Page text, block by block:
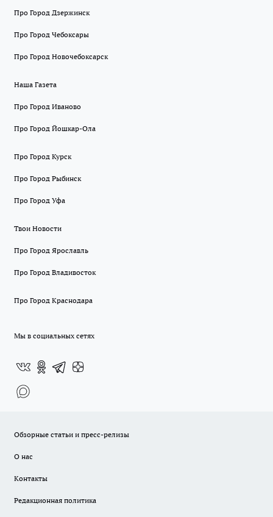
Про Город Дзержинск
Про Город Чебоксары
Про Город Новочебоксарск
Наша Газета
Про Город Иваново
Про Город Йошкар-Ола
Про Город Курск
Про Город Рыбинск
Про Город Уфа
Твои Новости
Про Город Ярославль
Про Город Владивосток
Про Город Краснодара
Мы в социальных сетях
Обзорные статьи и пресс-релизы
О нас
Контакты
Редакционная политика